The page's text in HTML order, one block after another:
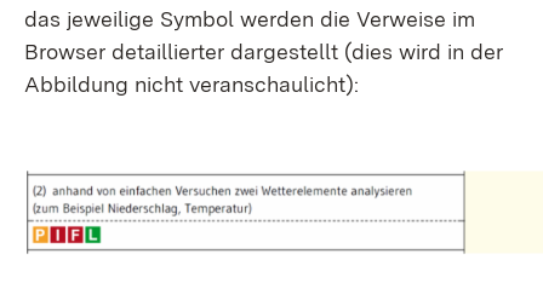
das je­wei­li­ge Sym­bol wer­den die Ver­wei­se im
Brow­ser de­tail­lier­ter dar­ge­stellt (dies wird in der
Ab­bil­dung nicht ver­an­schau­licht):